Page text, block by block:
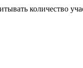
количество